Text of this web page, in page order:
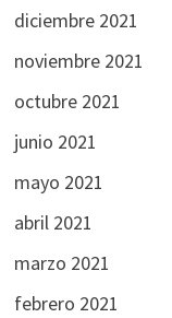
diciembre 2021
noviembre 2021
octubre 2021
junio 2021
mayo 2021
abril 2021
marzo 2021
febrero 2021